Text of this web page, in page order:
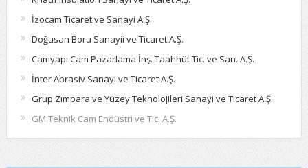
İzocam Ticaret ve Sanayi A.Ş.
Doğusan Boru Sanayii ve Ticaret A.Ş.
Camyapı Cam Pazarlama İnş. Taahhüt Tic. ve San. A.Ş.
İnter Abrasiv Sanayi ve Ticaret A.Ş.
Grup Zımpara ve Yüzey Teknolojileri Sanayi ve Ticaret A.Ş.
GM Teknik Cam Endüstri ve Tic. A.Ş.